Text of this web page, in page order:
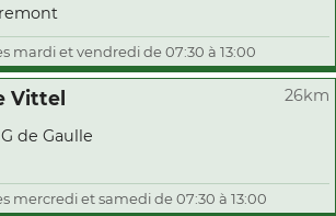
mardi et vendredi de 07:30 à 13:00
Vittel 26km
de Gaulle
mercredi et samedi de 07:30 à 13:00